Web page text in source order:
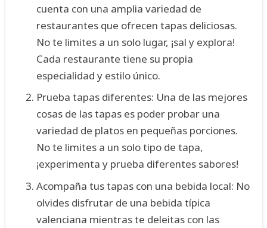
cuenta con una amplia variedad de
restaurantes que ofrecen tapas deliciosas.
No te limites a un solo lugar, ¡sal y explora!
Cada restaurante tiene su propia
especialidad y estilo único.
Prueba tapas diferentes: Una de las mejores
cosas de las tapas es poder probar una
variedad de platos en pequeñas porciones.
No te limites a un solo tipo de tapa,
¡experimenta y prueba diferentes sabores!
Acompaña tus tapas con una bebida local: No
olvides disfrutar de una bebida típica
valenciana mientras te deleitas con las